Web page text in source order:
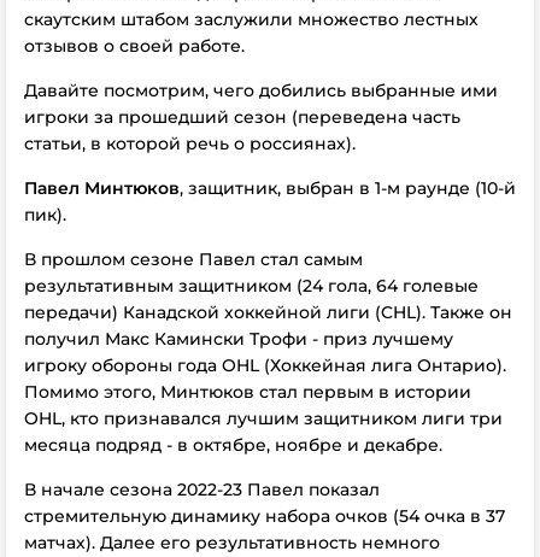
скаутским штабом заслужили множество лестных
отзывов о своей работе.
Давайте посмотрим, чего добились выбранные ими
игроки за прошедший сезон (переведена часть
статьи, в которой речь о россиянах).
Павел Минтюков, защитник, выбран в 1-м раунде (10-й
пик).
В прошлом сезоне Павел стал самым
результативным защитником (24 гола, 64 голевые
передачи) Канадской хоккейной лиги (CHL). Также он
получил Макс Камински Трофи - приз лучшему
игроку обороны года OHL (Хоккейная лига Онтарио).
Помимо этого, Минтюков стал первым в истории
OHL, кто признавался лучшим защитником лиги три
месяца подряд - в октябре, ноябре и декабре.
В начале сезона 2022-23 Павел показал
стремительную динамику набора очков (54 очка в 37
матчах). Далее его результативность немного